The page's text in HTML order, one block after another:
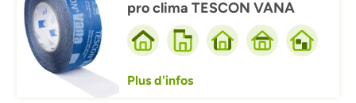
pro clima TESCON VANA
Plus d'infos